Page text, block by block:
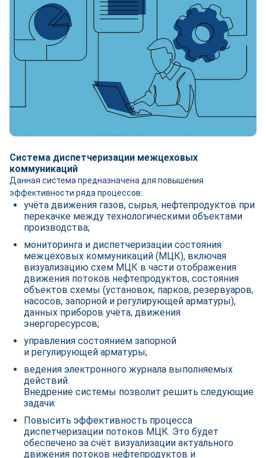
Система диспетчеризации межцеховых
коммуникаций
Данная система предназначена для повышения
эффективности ряда процессов:
учёта движения газов, сырья, нефтепродуктов при
перекачке между технологическими объектами
производства;
мониторинга и диспетчеризации состояния
межцеховых коммуникаций (МЦК), включая
визуализацию схем МЦК в части отображения
движения потоков нефтепродуктов, состояния
объектов схемы (установок, парков, резервуаров,
насосов, запорной и регулирующей арматуры),
данных приборов учёта, движения
энергоресурсов;
управления состоянием запорной
и регулирующей арматуры;
ведения электронного журнала выполняемых
действий.
Внедрение системы позволит решить следующие
задачи:
Повысить эффективность процесса
диспетчеризации потоков МЦК. Это будет
обеспечено за счёт визуализации актуального
движения потоков нефтепродуктов и